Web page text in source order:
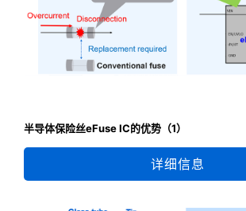
半导体保险丝eFuse IC的优势（1）
详细信息